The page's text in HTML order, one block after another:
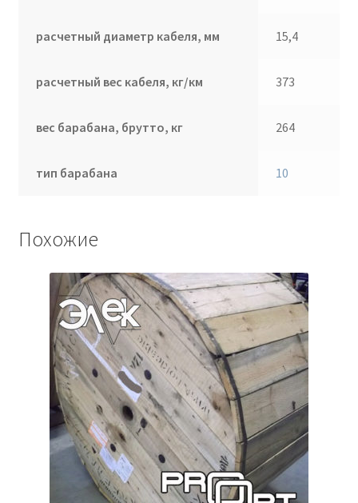
расчетный диаметр кабеля, мм 15,4
расчетный вес кабеля, кг/км 373
вес барабана, брутто, кг 264
тип барабана 10
Похожие